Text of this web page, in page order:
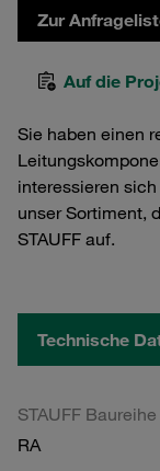
Zur
Auf die
Sie haben einen
interessieren
unser Sortiment,
STAUFF auf.
Technische
STAUFF Baureihe
RA